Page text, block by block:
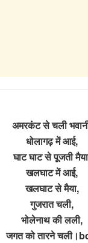
अमरकंट से चली
धोलागढ़ में आई,
घाट घाट से पूजती
खलघाट में आई,
खलघाट से मैया,
गुजरात चली,
भोलेनाथ की लली,
जगत को तारने